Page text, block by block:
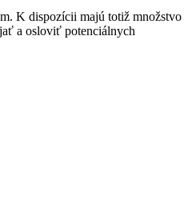
K dispozícii majú totiž množstvo
a osloviť potenciálnych